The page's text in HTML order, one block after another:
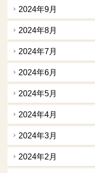
2024年9月
2024年8月
2024年7月
2024年6月
2024年5月
2024年4月
2024年3月
2024年2月